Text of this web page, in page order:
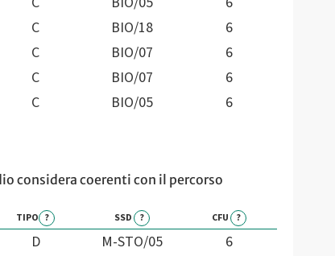
C BIO/18
6
C BIO/07
6
C BIO/07
6
C BIO/05 6
considera coerenti con il percorso
TIPO ? SSD ? CFU ?
D M-STO/05
6